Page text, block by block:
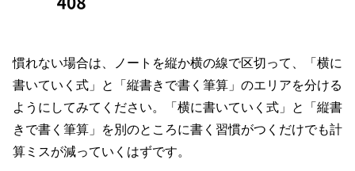
慣れない場合は、ノートを縦か横の線で区切って、「横に
書いていく式」と「縦書きで書く筆算」のエリアを分ける
ようにしてみてください。「横に書いていく式」と「縦書
きで書く筆算」を別のところに書く習慣がつくだけでも計
算ミスが減っていくはずです。